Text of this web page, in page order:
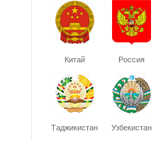
Китай Россия
Таджикистан Узбекистан